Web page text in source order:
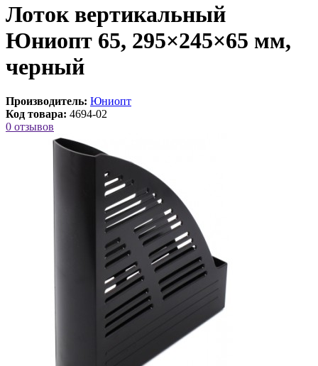
Лоток вертикальный
Юниопт 65, 295×245×65 мм,
черный
Производитель: Юниопт
Код товара: 4694-02
0 отзывов